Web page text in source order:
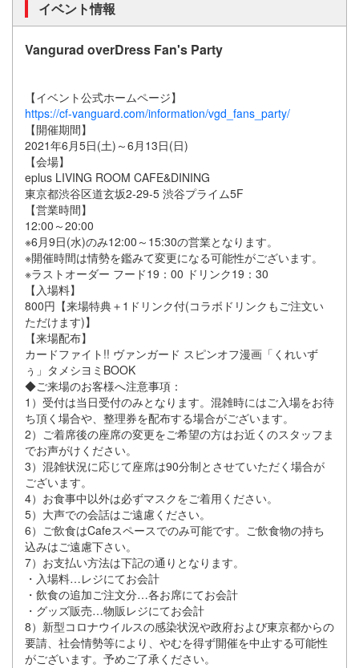
イベント情報
Vangurad overDress Fan's Party
【イベント公式ホームページ】
https://cf-vanguard.com/information/vgd_fans_party/
【開催期間】
2021年6月5日(土)～6月13日(日)
【会場】
eplus LIVING ROOM CAFE&DINING
東京都渋谷区道玄坂2-29-5 渋谷プライム5F
【営業時間】
12:00～20:00
※6月9日(水)のみ12:00～15:30の営業となります。
※開催時間は情勢を鑑みて変更になる可能性がございます。
※ラストオーダー フード19：00 ドリンク19：30
【入場料】
800円【来場特典＋1ドリンク付(コラボドリンクもご注文い
ただけます)】
【来場配布】
カードファイト!! ヴァンガード スピンオフ漫画「くれいず
ぅ」タメシヨミBOOK
◆ご来場のお客様へ注意事項：
1）受付は当日受付のみとなります。混雑時にはご入場をお待
ち頂く場合や、整理券を配布する場合がございます。
2）ご着席後の座席の変更をご希望の方はお近くのスタッフま
でお声がけください。
3）混雑状況に応じて座席は90分制とさせていただく場合が
ございます。
4）お食事中以外は必ずマスクをご着用ください。
5）大声での会話はご遠慮ください。
6）ご飲食はCafeスペースでのみ可能です。ご飲食物の持ち
込みはご遠慮下さい。
7）お支払い方法は下記の通りとなります。
・入場料…レジにてお会計
・飲食の追加ご注文分…各お席にてお会計
・グッズ販売…物販レジにてお会計
8）新型コロナウイルスの感染状況や政府および東京都からの
要請、社会情勢等により、やむを得ず開催を中止する可能性
がございます。予めご了承ください。